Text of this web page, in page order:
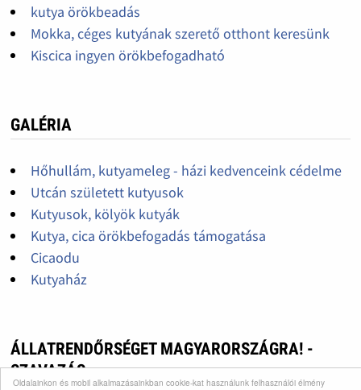
Oldalainkon és mobil alkalmazásainkban cookie-kat használunk felhasználói élmény
kutya örökbeadás
Mokka, céges kutyának szerető otthont keresünk
Kiscica ingyen örökbefogadható
GALÉRIA
Hőhullám, kutyameleg - házi kedvenceink cédelme
Utcán született kutyusok
Kutyusok, kölyök kutyák
Kutya, cica örökbefogadás támogatása
Cicaodu
Kutyaház
ÁLLATRENDŐRSÉGET MAGYARORSZÁGRA! -
SZAVAZÁS